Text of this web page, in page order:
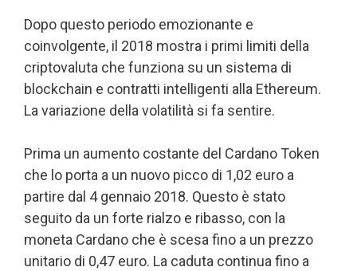
Dopo questo periodo emozionante e
coinvolgente, il 2018 mostra i primi limiti della
criptovaluta che funziona su un sistema di
blockchain e contratti intelligenti alla Ethereum.
La variazione della volatilità si fa sentire.
Prima un aumento costante del Cardano Token
che lo porta a un nuovo picco di 1,02 euro a
partire dal 4 gennaio 2018. Questo è stato
seguito da un forte rialzo e ribasso, con la
moneta Cardano che è scesa fino a un prezzo
unitario di 0,47 euro. La caduta continua fino a